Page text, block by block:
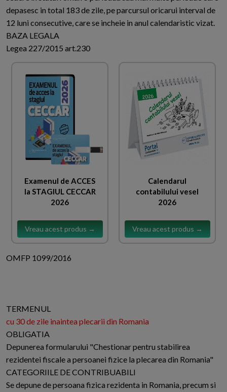
depasesc in total 183 de zile, pe parcursul oricarui interval de
12 luni consecutive, care se incheie in anul calendaristic vizat.
BAZA LEGALA
Legea 227/2015 art.230
Examenul de ACCES
la STAGIUL CECCAR
2026
Vreau acest produs →
Calendarul
contabilului vesel
2026
Vreau acest produs →
OMFP 1099/2016
TERMENUL
cu 30 de zile inaintea plecarii din Romania
OBLIGATIA
Depunerea formularului "Chestionar pentru stabilirea
rezidentei fiscale a persoanei fizice la plecarea din Romania"
CATEGORIILE DE CONTRIBUABILI
Se depune de persoana fizica rezidenta in Romania, precum si